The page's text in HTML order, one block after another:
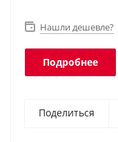
отвечает
вести текущий и
нескольких
юридическим
Нашли дешевле?
Подробнее
Поделиться